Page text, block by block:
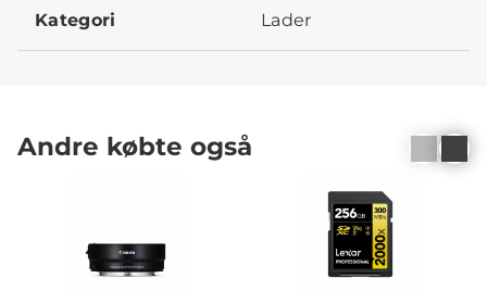
Kategori Lader
Andre købte også